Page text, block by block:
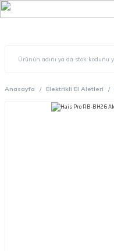
Anasayfa Elektrikli El Aletleri